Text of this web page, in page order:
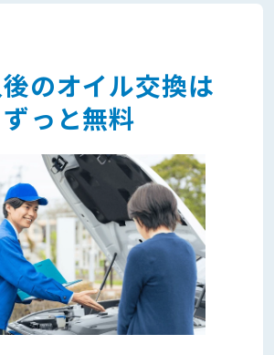
のオイル交換は
ずっと無料